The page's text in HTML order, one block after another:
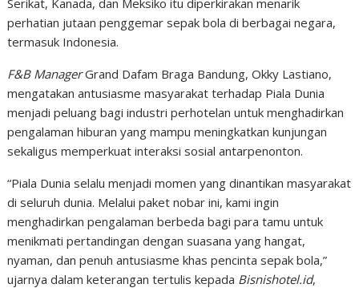
perhatian jutaan penggemar sepak bola di berbagai negara,
termasuk Indonesia.
F&B ManagerGrand Dafam Braga Bandung, Okky Lastiano,
mengatakan antusiasme masyarakat terhadap Piala Dunia
menjadi peluang bagi industri perhotelan untuk menghadirkan
pengalaman hiburan yang mampu meningkatkan kunjungan
sekaligus memperkuat interaksi sosial antarpenonton.
“Piala Dunia selalu menjadi momen yang dinantikan masyarakat
di seluruh dunia. Melalui paket nobar ini, kami ingin
menghadirkan pengalaman berbeda bagi para tamu untuk
menikmati pertandingan dengan suasana yang hangat,
nyaman, dan penuh antusiasme khas pencinta sepak bola,”
ujarnya dalam keterangan tertulis kepada Bisnishotel.id,